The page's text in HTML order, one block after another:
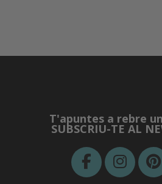
T'apuntes a rebre un
SUBSCRIU-TE AL